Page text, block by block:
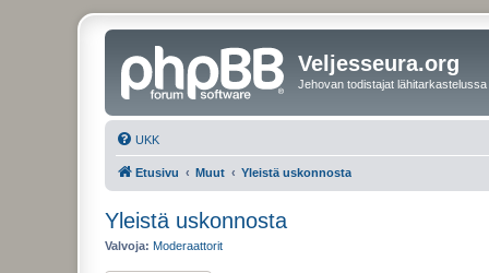
Veljesseura.org
Jehovan todistajat lähitarkastelussa
UKK
Etusivu Muut Yleistä uskonnosta
Yleistä uskonnosta
Valvoja: Moderaattorit